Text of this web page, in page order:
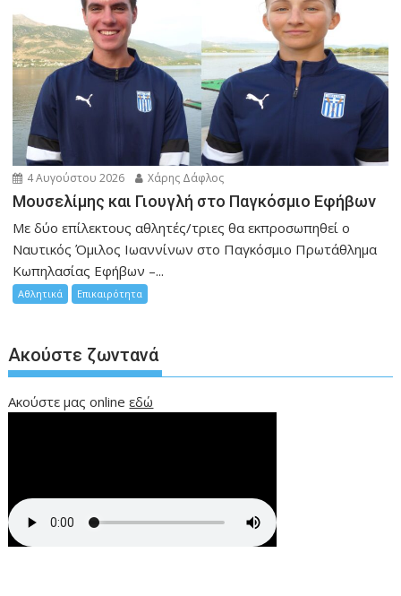
4 Αυγούστου 2026 Χάρης Δάφλος
Μουσελίμης και Γιουγλή στο Παγκόσμιο Εφήβων
Mε δύο επίλεκτους αθλητές/τριες θα εκπροσωπηθεί ο
Ναυτικός Όμιλος Ιωαννίνων στο Παγκόσμιο Πρωτάθλημα
Κωπηλασίας Εφήβων –...
Αθλητικά Επικαιρότητα
Ακούστε ζωντανά
Ακούστε μας onlineεδώ